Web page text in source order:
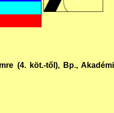
(4. köt.-től), Bp.,